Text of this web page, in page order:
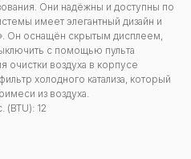
Они надёжны и доступны по
имеет элегантный дизайн и
Он оснащён скрытым дисплеем,
с помощью пульта
очистки воздуха в корпусе
холодного катализа, который
из воздуха.
12